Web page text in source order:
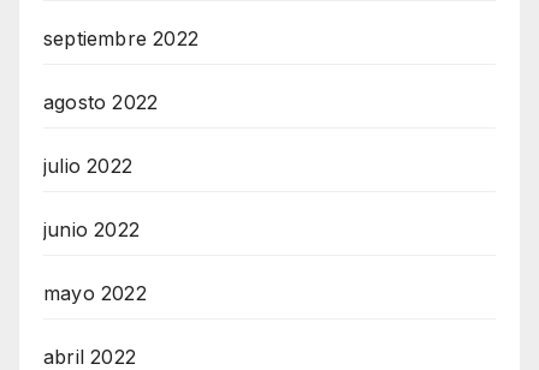
septiembre 2022
agosto 2022
julio 2022
junio 2022
mayo 2022
abril 2022